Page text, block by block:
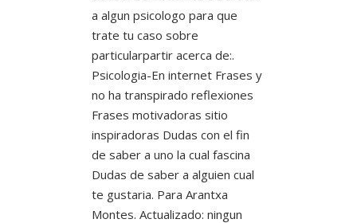
a algun psicologo para que
trate tu caso sobre
particularpartir acerca de:.
Psicologia-En internet Frases y
no ha transpirado reflexiones
Frases motivadoras sitio
inspiradoras Dudas con el fin
de saber a uno la cual fascina
Dudas de saber a alguien cual
te gustaria. Para Arantxa
Montes. Actualizado: ningun